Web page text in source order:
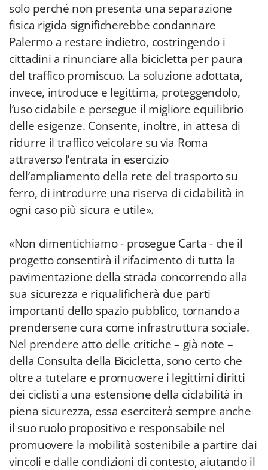
solo perché non presenta una separazione
fisica rigida significherebbe condannare
Palermo a restare indietro, costringendo i
cittadini a rinunciare alla bicicletta per paura
del traffico promiscuo. La soluzione adottata,
invece, introduce e legittima, proteggendolo,
l’uso ciclabile e persegue il migliore equilibrio
delle esigenze. Consente, inoltre, in attesa di
ridurre il traffico veicolare su via Roma
attraverso l’entrata in esercizio
dell’ampliamento della rete del trasporto su
ferro, di introdurre una riserva di ciclabilità in
ogni caso più sicura e utile».
«Non dimentichiamo - prosegue Carta - che il
progetto consentirà il rifacimento di tutta la
pavimentazione della strada concorrendo alla
sua sicurezza e riqualificherà due parti
importanti dello spazio pubblico, tornando a
prendersene cura come infrastruttura sociale.
Nel prendere atto delle critiche – già note –
della Consulta della Bicicletta, sono certo che
oltre a tutelare e promuovere i legittimi diritti
dei ciclisti a una estensione della ciclabilità in
piena sicurezza, essa eserciterà sempre anche
il suo ruolo propositivo e responsabile nel
promuovere la mobilità sostenibile a partire dai
vincoli e dalle condizioni di contesto, aiutando il